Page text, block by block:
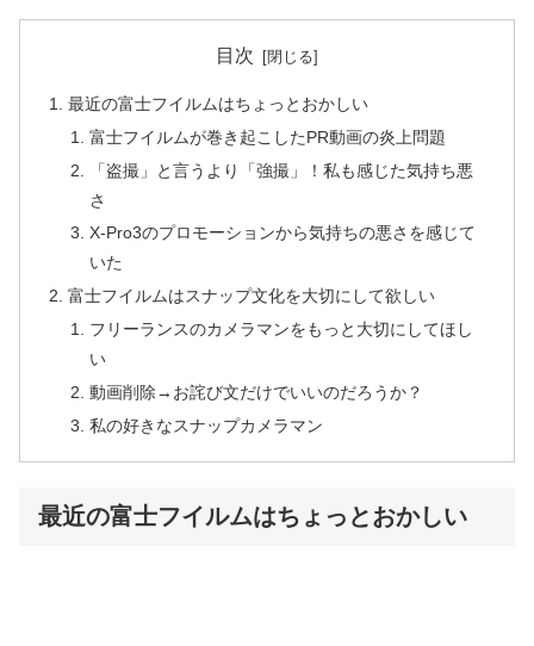
目次
最近の富士フイルムはちょっとおかしい
富士フイルムが巻き起こしたPR動画の炎上問題
「盗撮」と言うより「強撮」！私も感じた気持ち悪
さ
X-Pro3のプロモーションから気持ちの悪さを感じて
いた
富士フイルムはスナップ文化を大切にして欲しい
フリーランスのカメラマンをもっと大切にしてほし
い
動画削除→お詫び文だけでいいのだろうか？
私の好きなスナップカメラマン
最近の富士フイルムはちょっとおかしい